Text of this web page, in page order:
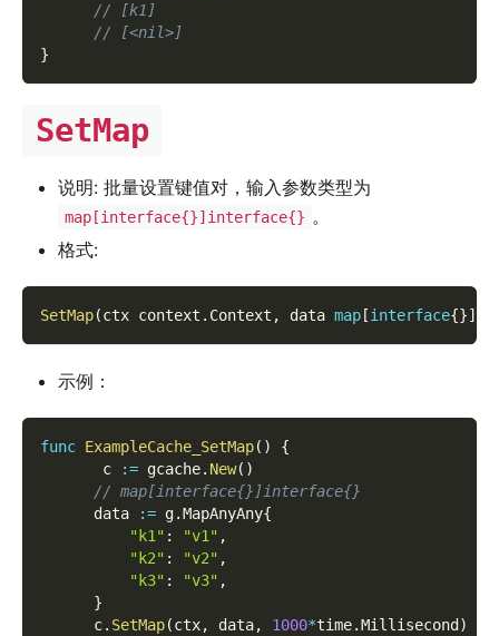
// [k1]
// [<nil>]
}
SetMap
说明: 批量设置键值对，输入参数类型为
map[interface{}]interface{} 。
格式:
SetMap(ctx context . Context , data map [interface{}]
示例：
func ExampleCache_SetMap( )
{
       c
:= gcache. New( )
// map[interface{}]interface{}
      data
:= g.MapAnyAny{
"k1" : "v1" ,
"k2" : "v2" ,
"k3" : "v3" ,
}
      c
. SetMap(ctx, data, 1000*time.Millisecond )